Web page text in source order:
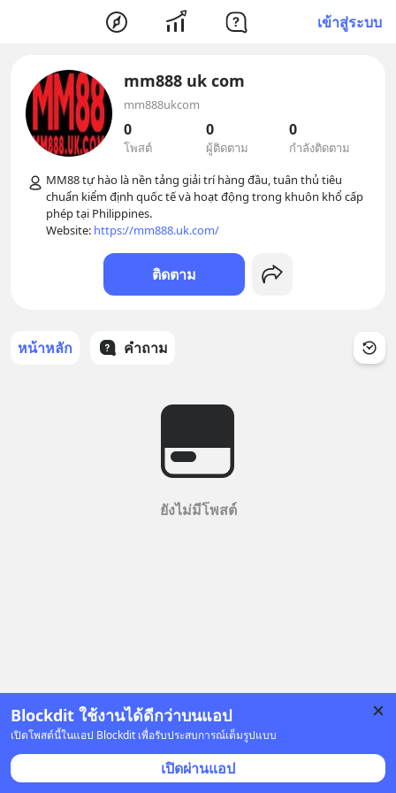
เข้าสู่ระบบ
Blockdit ใช้งานได้ดีกว่าบนแอป
เปิดโพสต์นี้ในแอป Blockdit เพื่อรับประสบการณ์เต็มรูปแบบ
เปิดผ่านแอป
mm888 uk com
mm888ukcom
0
โพสต์
0
ผู้ติดตาม
0
กำลังติดตาม
MM88 tự hào là nền tảng giải trí hàng đầu, tuân thủ tiêu
chuẩn kiểm định quốc tế và hoạt động trong khuôn khổ cấp
phép tại Philippines.
Website: https://mm888.uk.com/
ติดตาม
หน้าหลัก คำถาม
ยังไม่มีโพสต์